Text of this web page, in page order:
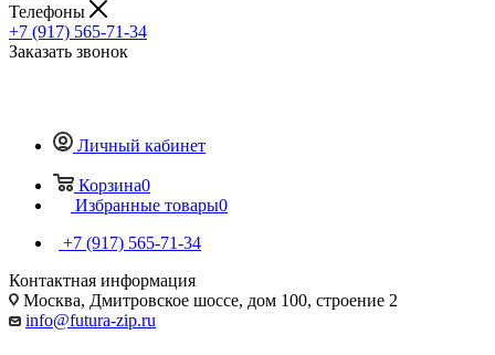
Телефоны
+7 (917) 565-71-34
Заказать звонок
Личный кабинет
Корзина0
Избранные товары0
+7 (917) 565-71-34
Контактная информация
Москва, Дмитровское шоссе, дом 100, строение 2
info@futura-zip.ru